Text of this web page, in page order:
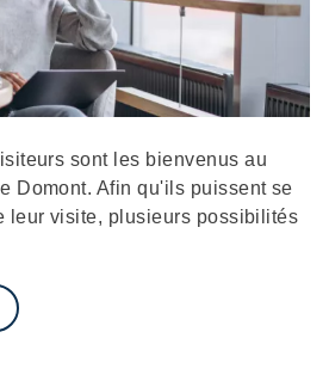
sont les bienvenus au
Domont. Afin qu'ils puissent se
leur visite, plusieurs possibilités